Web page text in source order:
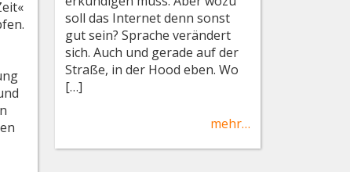
soll das Internet denn sonst
gut sein? Sprache verändert
sich. Auch und gerade auf der
Straße, in der Hood eben. Wo
[…]
mehr…